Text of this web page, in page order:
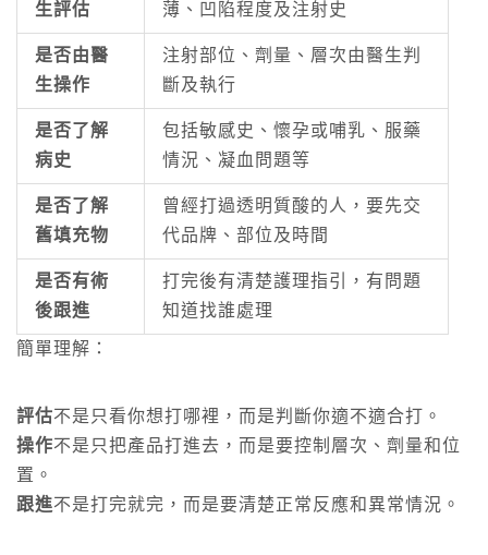
生評估
薄、凹陷程度及注射史
是否由醫
生操作
注射部位、劑量、層次由醫生判
斷及執行
是否了解
病史
包括敏感史、懷孕或哺乳、服藥
情況、凝血問題等
是否了解
舊填充物
曾經打過透明質酸的人，要先交
代品牌、部位及時間
是否有術
後跟進
打完後有清楚護理指引，有問題
知道找誰處理
簡單理解：
評估不是只看你想打哪裡，而是判斷你適不適合打。
操作不是只把產品打進去，而是要控制層次、劑量和位
置。
跟進不是打完就完，而是要清楚正常反應和異常情況。